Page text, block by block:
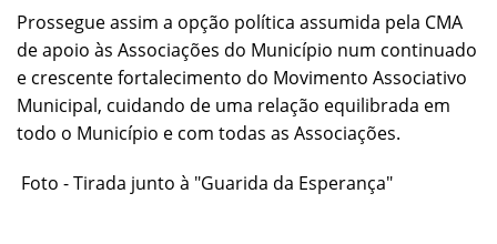
Prossegue assim a opção política assumida pela CMA
de apoio às Associações do Município num continuado
e crescente fortalecimento do Movimento Associativo
Municipal, cuidando de uma relação equilibrada em
todo o Município e com todas as Associações.
Foto - Tirada junto à "Guarida da Esperança"